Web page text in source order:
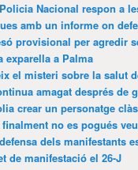
Nacional respon a
amb un informe on
provisional per agredir
exparella a Palma
el misteri sobre la salut
amagat després de
crear un personatge
no es pogués
dels manifestants
de manifestació el 26-J